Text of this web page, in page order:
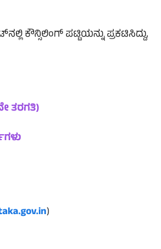
ಕೌನ್ಸಿಲಿಂಗ್ ಪಟ್ಟಿಯನ್ನು ಪ್ರಕಟಿಸಿದ್ದು,
ತರಗತಿ)
)